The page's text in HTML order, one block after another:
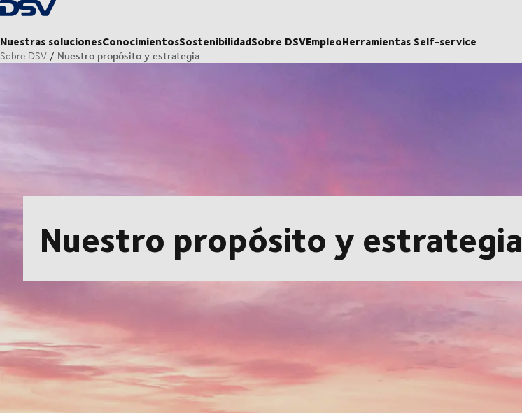
Volver a la página principal
Nuestras solucionesConocimientosSostenibilidadSobre DSVEmpleoHerramientas Self-service
Sobre DSV Nuestro propósito y estrategia
Nuestro propósito y estrategia